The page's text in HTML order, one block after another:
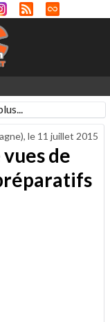
le 11 juillet 2015
de